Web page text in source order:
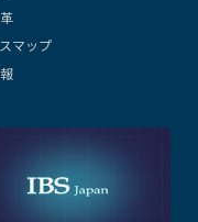
マップ